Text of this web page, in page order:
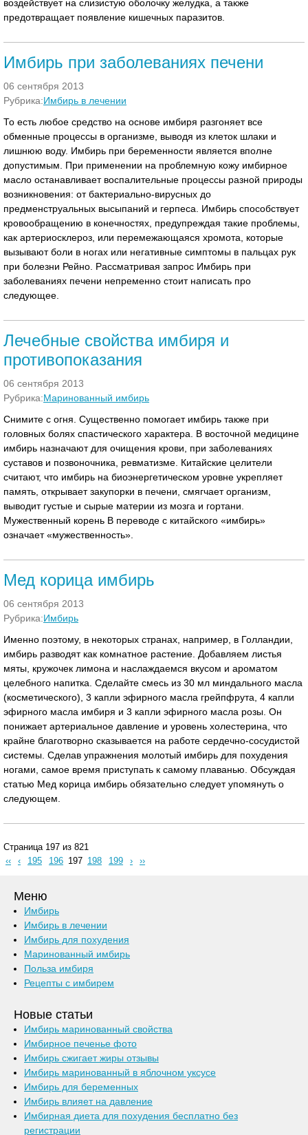
воздействует на слизистую оболочку желудка, а также
предотвращает появление кишечных паразитов.
Имбирь при заболеваниях печени
06 сентября 2013
Рубрика:Имбирь в лечении
То есть любое средство на основе имбиря разгоняет все
обменные процессы в организме, выводя из клеток шлаки и
лишнюю воду. Имбирь при беременности является вполне
допустимым. При применении на проблемную кожу имбирное
масло останавливает воспалительные процессы разной природы
возникновения: от бактериально-вирусных до
предменструальных высыпаний и герпеса. Имбирь способствует
кровообращению в конечностях, предупреждая такие проблемы,
как артериосклероз, или перемежающаяся хромота, которые
вызывают боли в ногах или негативные симптомы в пальцах рук
при болезни Рейно. Рассматривая запрос Имбирь при
заболеваниях печени непременно стоит написать про
следующее.
Лечебные свойства имбиря и
противопоказания
06 сентября 2013
Рубрика:Маринованный имбирь
Снимите с огня. Существенно помогает имбирь также при
головных болях спастического характера. В восточной медицине
имбирь назначают для очищения крови, при заболеваниях
суставов и позвоночника, ревматизме. Китайские целители
считают, что имбирь на биоэнергетическом уровне укрепляет
память, открывает закупорки в печени, смягчает организм,
выводит густые и сырые материи из мозга и гортани.
Мужественный корень В переводе с китайского «имбирь»
означает «мужественность».
Мед корица имбирь
06 сентября 2013
Рубрика:Имбирь
Именно поэтому, в некоторых странах, например, в Голландии,
имбирь разводят как комнатное растение. Добавляем листья
мяты, кружочек лимона и наслаждаемся вкусом и ароматом
целебного напитка. Сделайте смесь из 30 мл миндального масла
(косметического), 3 капли эфирного масла грейпфрута, 4 капли
эфирного масла имбиря и 3 капли эфирного масла розы. Он
понижает артериальное давление и уровень холестерина, что
крайне благотворно сказывается на работе сердечно-сосудистой
системы. Сделав упражнения молотый имбирь для похудения
ногами, самое время приступать к самому плаванью. Обсуждая
статью Мед корица имбирь обязательно следует упомянуть о
следующем.
Страница 197 из 821
‹‹
‹ 195 196 197 198 199 › ››
Меню
Имбирь
Имбирь в лечении
Имбирь для похудения
Маринованный имбирь
Польза имбиря
Рецепты с имбирем
Новые статьи
Имбирь маринованный свойства
Имбирное печенье фото
Имбирь сжигает жиры отзывы
Имбирь маринованный в яблочном уксусе
Имбирь для беременных
Имбирь влияет на давление
Имбирная диета для похудения бесплатно без
регистрации